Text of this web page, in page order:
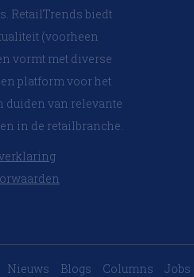
RetailTrends biedt
(voorheen
vormt met diverse
platform voor het
duiden van relevante
in de retailbranche.
Nieuws Blogs Columns Jobs